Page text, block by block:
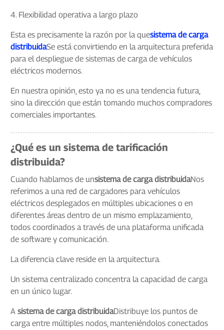
4. Flexibilidad operativa a largo plazo
Esta es precisamente la razón por la quesistema de carga
distribuidaSe está convirtiendo en la arquitectura preferida
para el despliegue de sistemas de carga de vehículos
eléctricos modernos.
En nuestra opinión, esto ya no es una tendencia futura,
sino la dirección que están tomando muchos compradores
comerciales importantes.
¿Qué es un sistema de tarificación
distribuida?
Cuando hablamos de unsistema de carga distribuidaNos
referimos a una red de cargadores para vehículos
eléctricos desplegados en múltiples ubicaciones o en
diferentes áreas dentro de un mismo emplazamiento,
todos coordinados a través de una plataforma unificada
de software y comunicación.
La diferencia clave reside en la arquitectura.
Un sistema centralizado concentra la capacidad de carga
en un único lugar.
Asistema de carga distribuidaDistribuye los puntos de
carga entre múltiples nodos, manteniéndolos conectados